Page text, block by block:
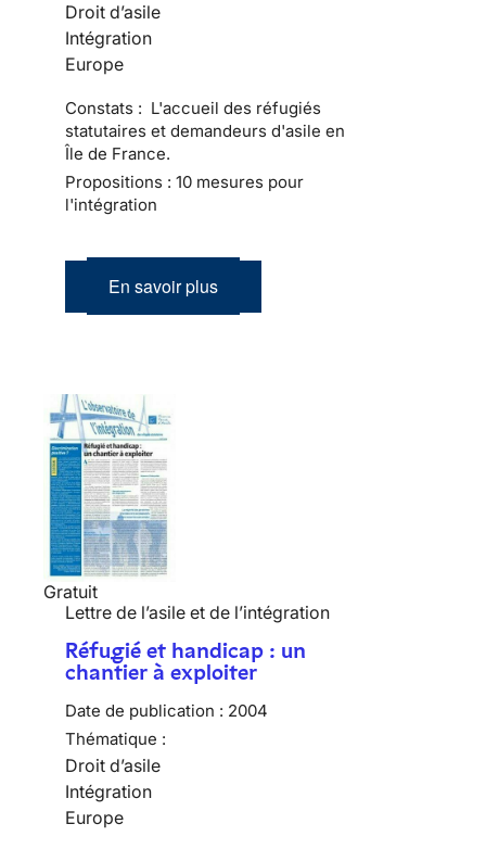
Droit d’asile
Intégration
Europe
Constats : L'accueil des réfugiés
statutaires et demandeurs d'asile en
Île de France.
Propositions : 10 mesures pour
l'intégration
En savoir plus
Gratuit
Lettre de l’asile et de l’intégration
Réfugié et handicap : un
chantier à exploiter
Date de publication : 2004
Thématique :
Droit d’asile
Intégration
Europe